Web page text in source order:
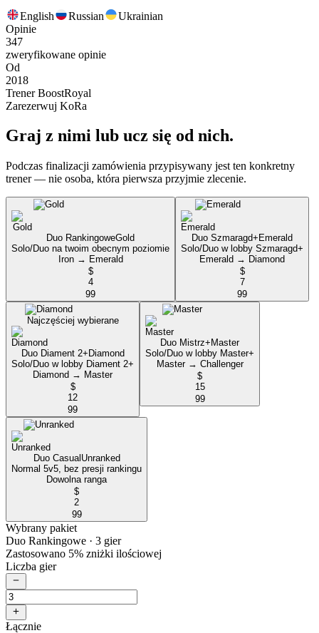
English Russian
Ukrainian
Opinie
347
zweryfikowane opinie
Od
2018
Trener BoostRoyal
Zarezerwuj KoRa
Graj z nimi lub ucz się od nich.
Podczas finalizacji zamówienia przypisywany jest ten konkretny
trener — nie osoba, która pierwsza przyjmie zlecenie.
Duo RankingoweGold
Solo/Duo na twoim obecnym poziomie
Iron → Emerald
$
4
99
Duo Szmaragd+ Emerald
Solo/Duo w lobby Szmaragd+
Emerald → Diamond
$
7
99
Najczęściej wybierane
Duo Diament 2+ Diamond
Solo/Duo w lobby Diament 2+
Diamond → Master
$
12
99
Duo Mistrz+ Master
Solo/Duo w lobby Master+
Master → Challenger
$
15
99
Duo Casual Unranked
Normal 5v5, bez presji rankingu
Dowolna ranga
$
2
99
Wybrany pakiet
Duo Rankingowe · 3 gier
Zastosowano 5% zniżki ilościowej
Liczba gier
Łącznie